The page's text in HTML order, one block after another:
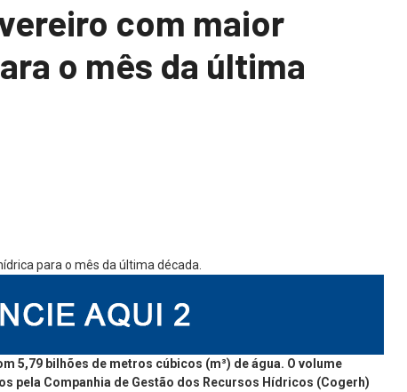
com maior
o mês da última
5,79 bilhões de metros cúbicos (m³) de água. O volume
pela Companhia de Gestão dos Recursos Hídricos (Cogerh)